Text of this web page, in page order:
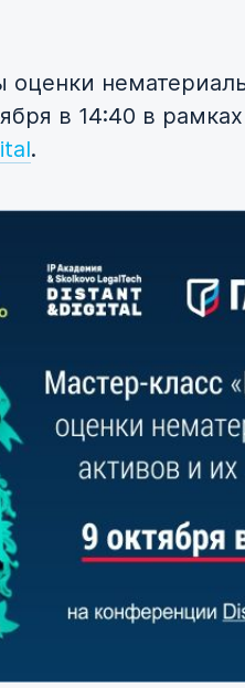
в 14:40 в
.